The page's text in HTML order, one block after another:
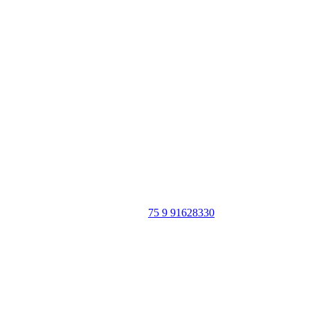
75 9 91628330